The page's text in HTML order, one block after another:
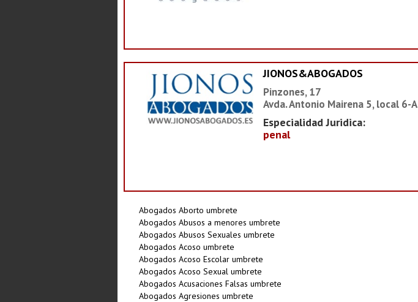
JIONOS&ABOGADOS
Pinzones, 17
Avda. Antonio Mairena 5, local 6-A
Especialidad Juridica:
penal
Abogados Aborto umbrete
Abogados Abusos a menores umbrete
Abogados Abusos Sexuales umbrete
Abogados Acoso umbrete
Abogados Acoso Escolar umbrete
Abogados Acoso Sexual umbrete
Abogados Acusaciones Falsas umbrete
Abogados Agresiones umbrete